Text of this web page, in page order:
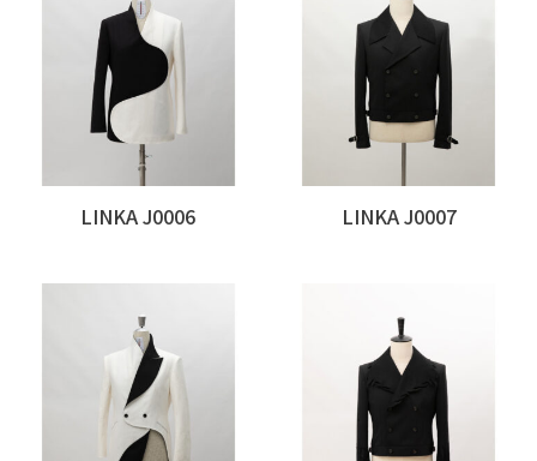
LINKA J0006 LINKA J0007